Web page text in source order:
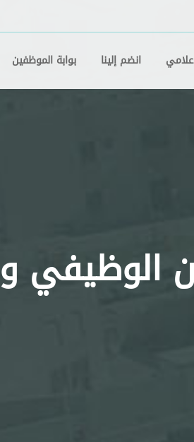
انضم إلينا بوابة الموظفين
الوظيفي